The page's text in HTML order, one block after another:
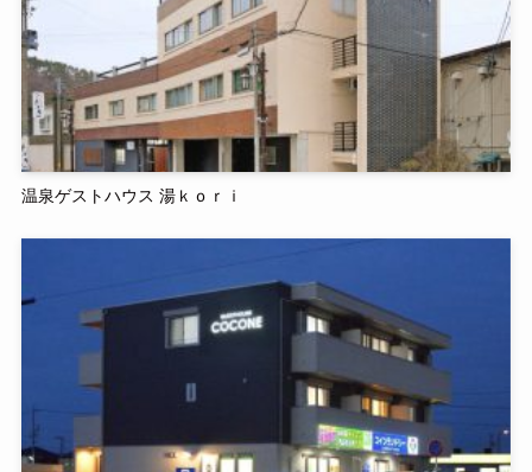
温泉ゲストハウス 湯ｋｏｒｉ